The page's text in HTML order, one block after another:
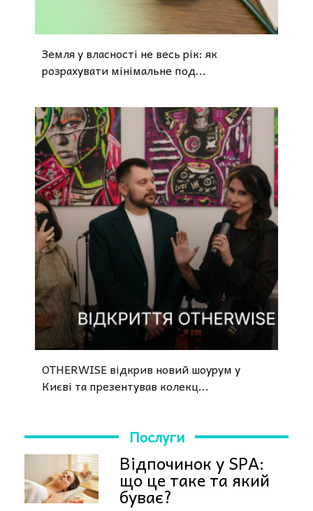
Земля у власності не весь рік: як
розрахувати мінімальне под...
OTHERWISE відкрив новий шоурум у
Києві та презентував колекц...
Послуги
Відпочинок у SPA:
що це таке та який
буває?